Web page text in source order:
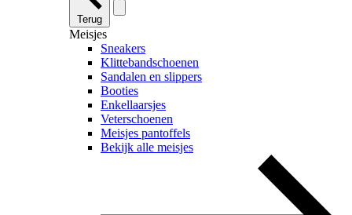
Terug
Meisjes
Sneakers
Klittebandschoenen
Sandalen en slippers
Booties
Enkellaarsjes
Veterschoenen
Meisjes pantoffels
Bekijk alle meisjes